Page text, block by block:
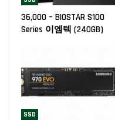
36,000 – BIOSTAR S100
Series 이엠텍 (240GB)
SSD